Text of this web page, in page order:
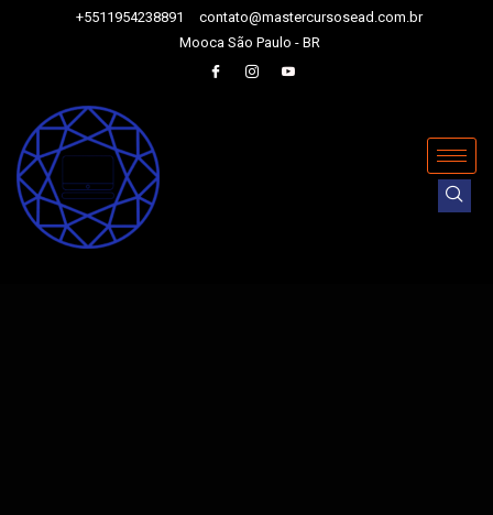
+5511954238891
contato@mastercursosead.com.br
Mooca São Paulo - BR